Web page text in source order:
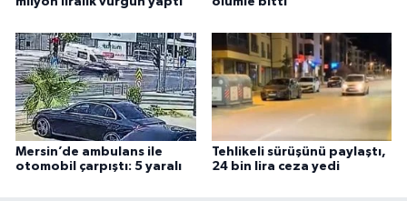
Mersin’de ambulans ile
otomobil çarpıştı: 5 yaralı
Tehlikeli sürüşünü paylaştı,
24 bin lira ceza yedi